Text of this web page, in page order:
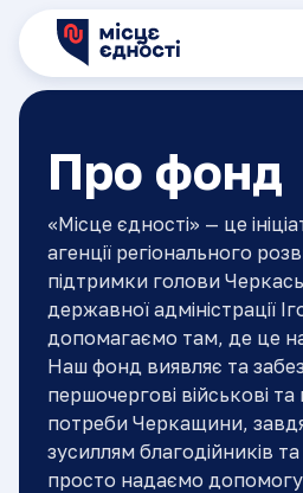
Про фонд
«Місце єдності» — це
агенції регіонального
підтримки голови
державної адміністрації
допомагаємо там, де це
Наш фонд виявляє та
першочергові військові та
потреби Черкащини,
зусиллям благодійників
просто надаємо